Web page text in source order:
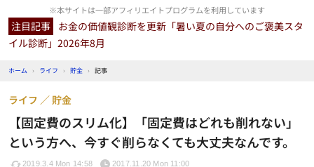
※本サイトは一部アフィリエイトプログラムを利用しています
注目記事 お金の価値観診断を更新「暑い夏の自分へのご褒美スタ
イル診断」2026年8月
ホーム › ライフ › 貯金 › 記事
【固定費のスリム化】「固定費はどれも削れない」
という方へ、今すぐ削らなくても大丈夫なんです。
ライフ 貯金
2019.3.4 Mon 14:58 2017.11.20 Mon 11:00